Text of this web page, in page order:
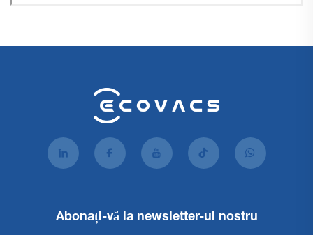
Abonați-vă la newsletter-ul nostru